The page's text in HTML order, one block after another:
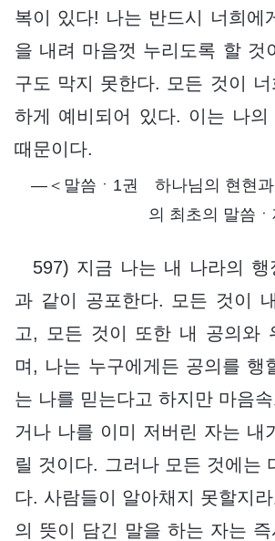
복이 있다! 나는 반드시 너희에
을 내려 마음껏 누리도록 할 것
구도 막지 못한다. 모든 것이
하게 예비되어 있다. 이는 나의
때문이다.
―＜말씀ㆍ1권 하나님의 현현과
의 최초의 말씀
597) 지금 나는 내 나라의 행
과 같이 공포한다. 모든 것이
고, 모든 것이 또한 내 공의와
며, 나는 누구에게든 공의를 행
는 나를 믿는다고 하지만 마음
거나 나를 이미 저버린 자는 내
릴 것이다. 그러나 모든 것에는
다. 사람들이 알아채지 못할지
의 뜻이 담긴 말을 하는 자는